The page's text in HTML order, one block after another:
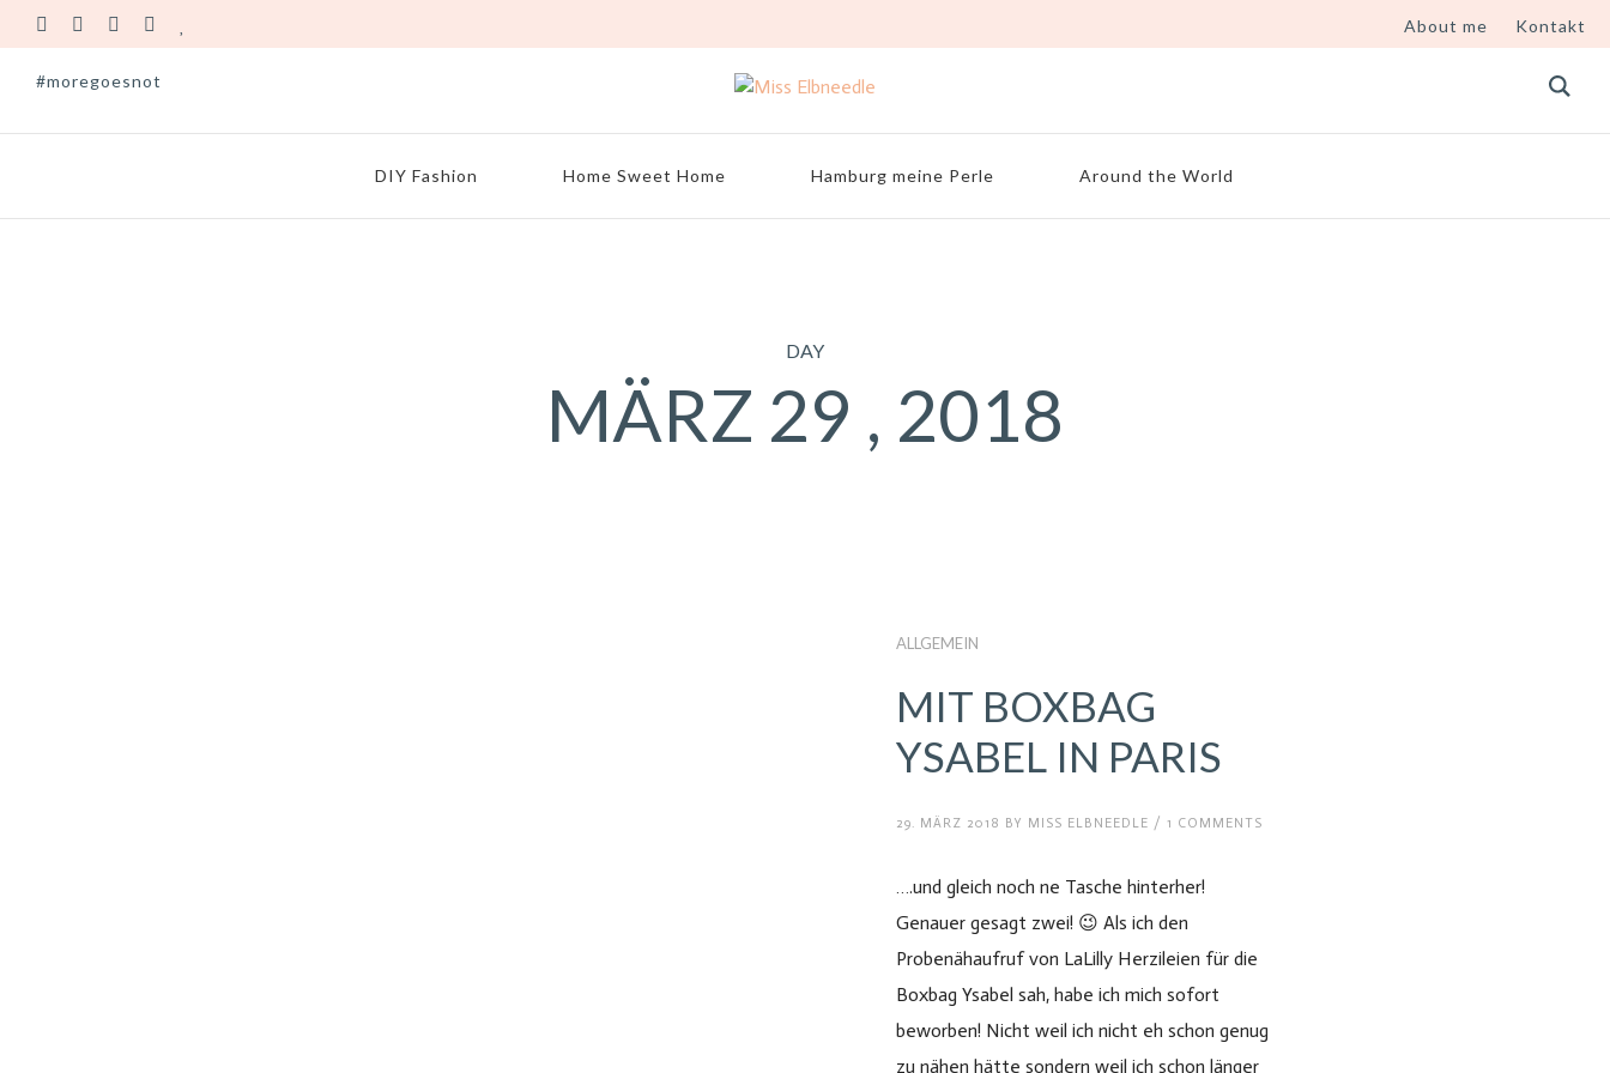
About me Kontakt
#moregoesnot
DIY Fashion Home Sweet Home Hamburg meine Perle Around the World
DAY
MÄRZ 29 , 2018
ALLGEMEIN
MIT BOXBAG
YSABEL IN PARIS
29. MÄRZ 2018 BY MISS ELBNEEDLE /1 COMMENTS
….und gleich noch ne Tasche hinterher!
Genauer gesagt zwei! 😉 Als ich den
Probenähaufruf von LaLilly Herzileien für die
Boxbag Ysabel sah, habe ich mich sofort
beworben! Nicht weil ich nicht eh schon genug
zu nähen hätte sondern weil ich schon länger
SORRENTO SKIRT UND TOASTER
#MOREGOESNOT